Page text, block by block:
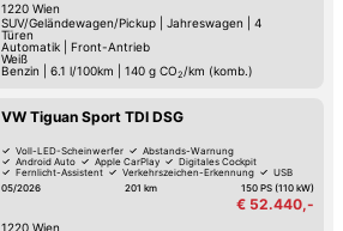
1220 Wien
SUV/Geländewagen/Pickup| Jahreswagen
4
Türen
Automatik| Front-Antrieb
Weiß
Benzin
6.1 l/100km 140 g CO2 /km (komb.)
VW Tiguan Sport TDI DSG
Voll-LED-Scheinwerfer
Abstands-Warnung
Android Auto
Apple CarPlay
Digitales Cockpit
Fernlicht-Assistent
Verkehrszeichen-Erkennung
USB
05/2026
201 km 150 PS (110 kW)
€ 52.440,-
1220 Wien